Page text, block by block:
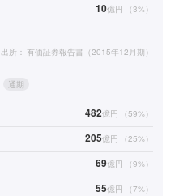
10億円 （3%）
出所： 有価証券報告書（2015年12月期）
通期
482億円 （59%）
205億円 （25%）
69億円 （9%）
55億円 （7%）